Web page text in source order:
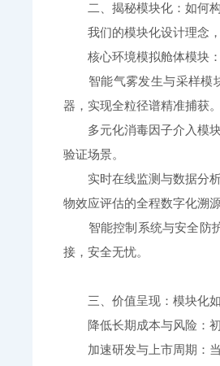
二、揭秘模块化：如何构
我们的模块化设计理念，
核心环境模拟舱体模块：
智能气雾发生与采样模块
器，实现全粒径谱精准捕获。
多元化消毒因子介入模块
验证场景。
实时在线监测与数据分析
物效应评估的全程数字化溯源
智能控制系统与安全防护
接，安全无忧。
三、价值呈现：模块化如
降低长期成本与风险：初
加速研发与上市周期：当